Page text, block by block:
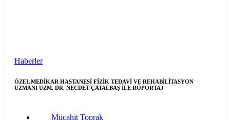
Haberler
ÖZEL MEDİKAR HASTANESİ FİZİK TEDAVİ VE REHABİLİTASYON
UZMANI UZM. DR. NECDET ÇATALBAŞ İLE RÖPORTAJ
Mücahit Toprak